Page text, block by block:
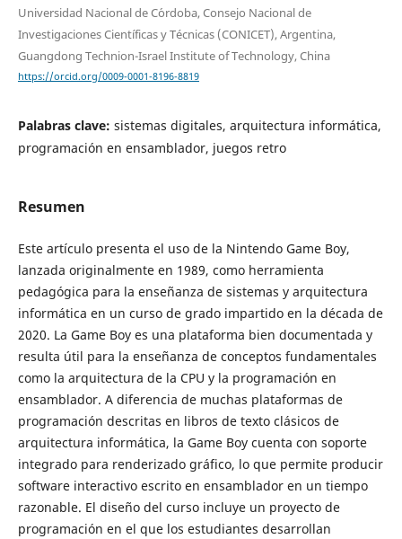
Universidad Nacional de C´ordoba, Consejo Nacional de
Investigaciones Científicas y Técnicas (CONICET), Argentina,
Guangdong Technion-Israel Institute of Technology, China
https://orcid.org/0009-0001-8196-8819
Palabras clave: sistemas digitales, arquitectura informática,
programación en ensamblador, juegos retro
Resumen
Este artículo presenta el uso de la Nintendo Game Boy,
lanzada originalmente en 1989, como herramienta
pedagógica para la enseñanza de sistemas y arquitectura
informática en un curso de grado impartido en la década de
2020. La Game Boy es una plataforma bien documentada y
resulta útil para la enseñanza de conceptos fundamentales
como la arquitectura de la CPU y la programación en
ensamblador. A diferencia de muchas plataformas de
programación descritas en libros de texto clásicos de
arquitectura informática, la Game Boy cuenta con soporte
integrado para renderizado gráfico, lo que permite producir
software interactivo escrito en ensamblador en un tiempo
razonable. El diseño del curso incluye un proyecto de
programación en el que los estudiantes desarrollan